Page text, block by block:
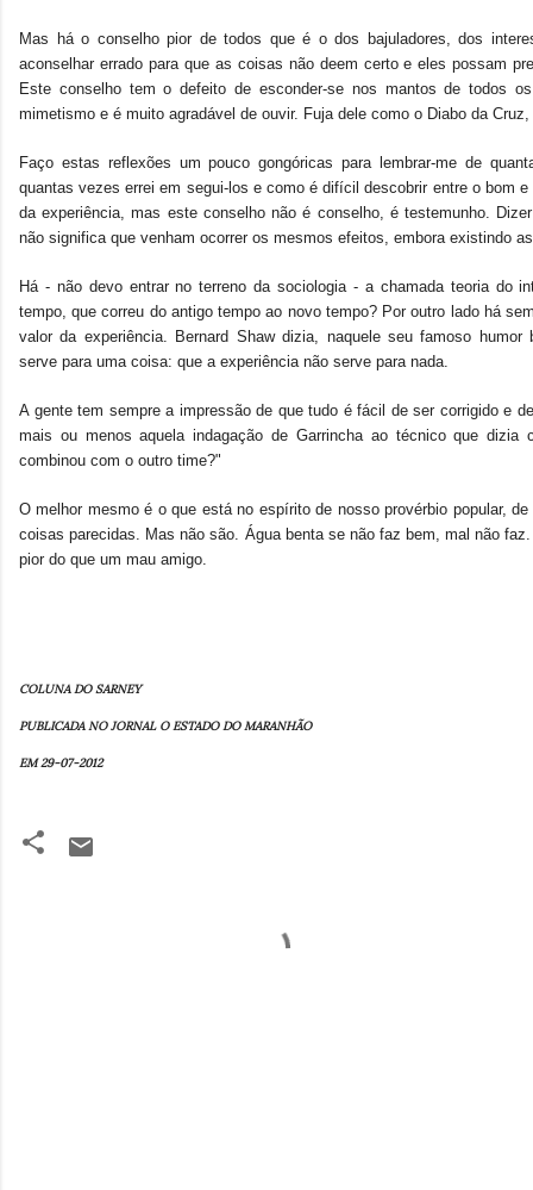
Mas há o conselho pior de todos que é o dos bajuladores, dos
aconselhar errado para que as coisas não deem certo e eles possam
Este conselho tem o defeito de esconder-se nos mantos de todos
mimetismo e é muito agradável de ouvir. Fuja dele como o Diabo da
Faço estas reflexões um pouco gongóricas para lembrar-me de
quantas vezes errei em segui-los e como é difícil descobrir entre o bom
da experiência, mas este conselho não é conselho, é testemunho.
não significa que venham ocorrer os mesmos efeitos, embora existindo
Há - não devo entrar no terreno da sociologia - a chamada teoria do
tempo, que correu do antigo tempo ao novo tempo? Por outro lado há
valor da experiência. Bernard Shaw dizia, naquele seu famoso humor
serve para uma coisa: que a experiência não serve para nada.
A gente tem sempre a impressão de que tudo é fácil de ser corrigido e
mais ou menos aquela indagação de Garrincha ao técnico que dizia
combinou com o outro time?"
O melhor mesmo é o que está no espírito de nosso provérbio popular,
coisas parecidas. Mas não são. Água benta se não faz bem, mal não
pior do que um mau amigo.
COLUNA DO SARNEY
PUBLICADA NO JORNAL O ESTADO DO MARANHÃO
EM 29-07-2012